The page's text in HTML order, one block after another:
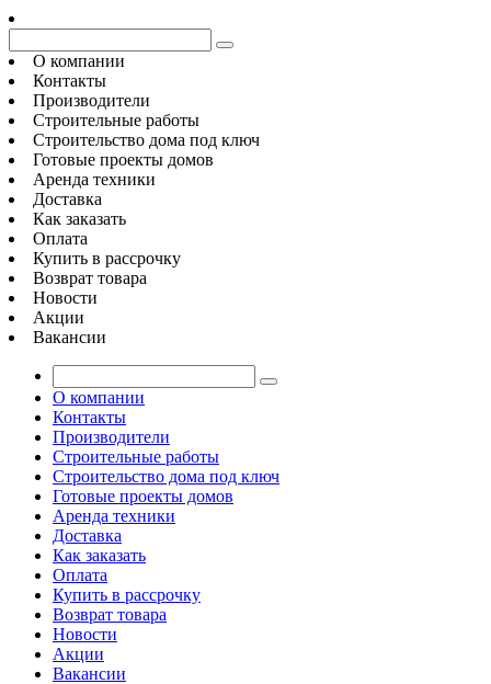
О компании
Контакты
Производители
Строительные работы
Строительство дома под ключ
Готовые проекты домов
Аренда техники
Доставка
Как заказать
Оплата
Купить в рассрочку
Возврат товара
Новости
Акции
Вакансии
О компании
Контакты
Производители
Строительные работы
Строительство дома под ключ
Готовые проекты домов
Аренда техники
Доставка
Как заказать
Оплата
Купить в рассрочку
Возврат товара
Новости
Акции
Вакансии